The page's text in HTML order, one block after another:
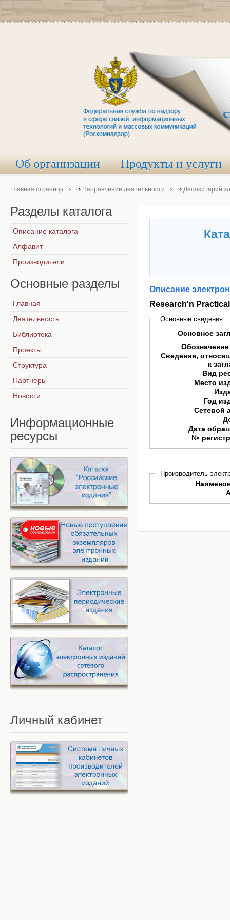
Об организации Продукты и услуги
Главная страница ⇒ Направление деятельности ⇒ Депозитарий
Описание
Research'n
Основные сведения
Основное
Сведения,
к
Вид
Место
Год
Сетевой
Дата
№
Производитель
Разделы каталога
Описание каталога
Алфавит
Производители
Основные разделы
Главная
Деятельность
Библиотека
Проекты
Структура
Партнеры
Новости
Информационные
ресурсы
Личный кабинет